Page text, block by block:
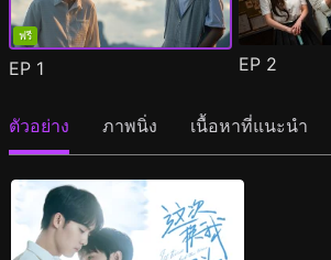
ฟรี
EP 1 EP 2
ตัวอย่าง ภาพนิ่ง เนื้อหาที่แนะนำ